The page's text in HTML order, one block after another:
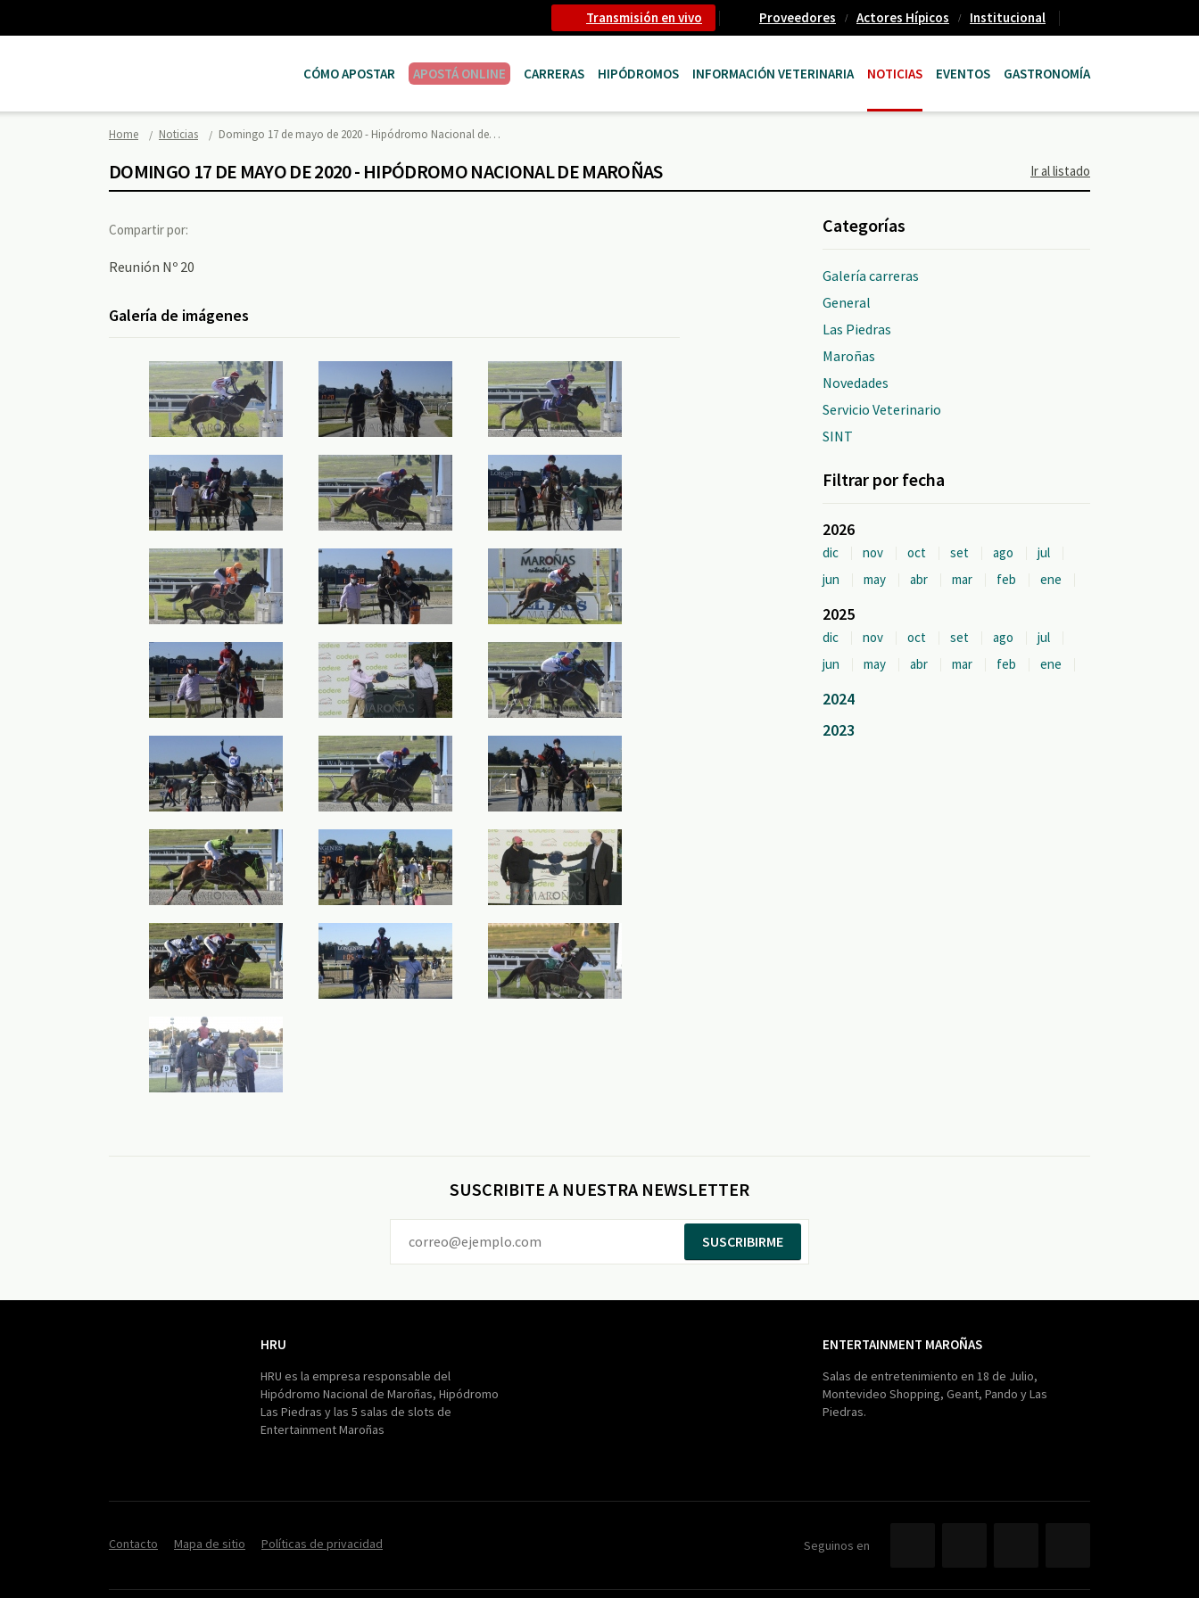
Transmisión en vivo Proveedores Actores Hípicos Institucional
CÓMO APOSTAR APOSTÁ ONLINE CARRERAS HIPÓDROMOS INFORMACIÓN VETERINARIA NOTICIAS EVENTOS GASTRONOMÍA
Home Noticias Domingo 17 de mayo de 2020 - Hipódromo Nacional de…
DOMINGO 17 DE MAYO DE 2020 - HIPÓDROMO NACIONAL DE MAROÑAS Ir al listado
Compartir por:
Reunión Nº 20
Galería de imágenes
Categorías
Galería carreras
General
Las Piedras
Maroñas
Novedades
Servicio Veterinario
SINT
Filtrar por fecha
2026
dic nov oct set ago
jul
jun
may abr mar feb ene
2025
dic nov oct set ago
jul
jun
may abr mar feb ene
2024
2023
SUSCRIBITE A NUESTRA NEWSLETTER
SUSCRIBIRME
HRU
HRU es la empresa responsable del
Hipódromo Nacional de Maroñas, Hipódromo
Las Piedras y las 5 salas de slots de
Entertainment Maroñas
ENTERTAINMENT MAROÑAS
Salas de entretenimiento en 18 de Julio,
Montevideo Shopping, Geant, Pando y Las
Piedras.
Contacto Mapa de sitio Políticas de privacidad Seguinos en